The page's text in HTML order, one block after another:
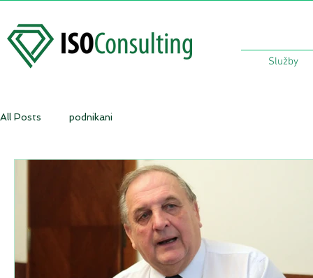
Služby
All Posts podnikani